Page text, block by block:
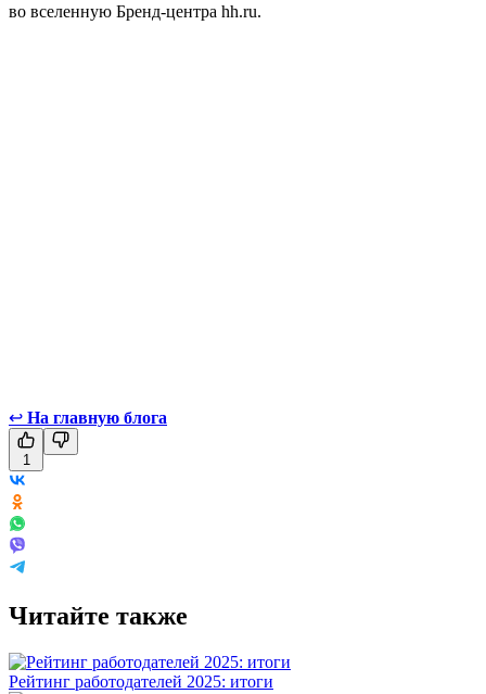
во вселенную Бренд-центра hh.ru.
↩ На главную блога
1
Читайте также
Рейтинг работодателей 2025: итоги